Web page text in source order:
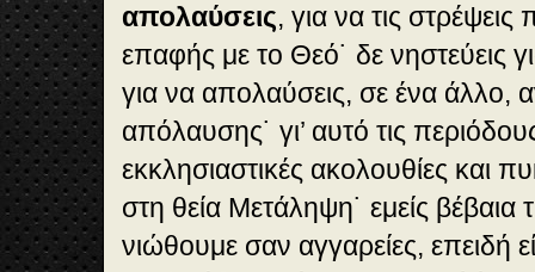
απολαύσεις, για να τις
επαφής με το Θεό˙ δε νηστεύεις
για να απολαύσεις, σε ένα άλλο,
απόλαυσης˙ γι’ αυτό τις
εκκλησιαστικές ακολουθίες και
στη θεία Μετάληψη˙ εμείς βέβαια
νιώθουμε σαν αγγαρείες, επειδή